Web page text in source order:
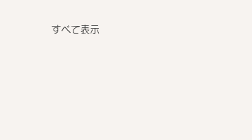
すべて表示